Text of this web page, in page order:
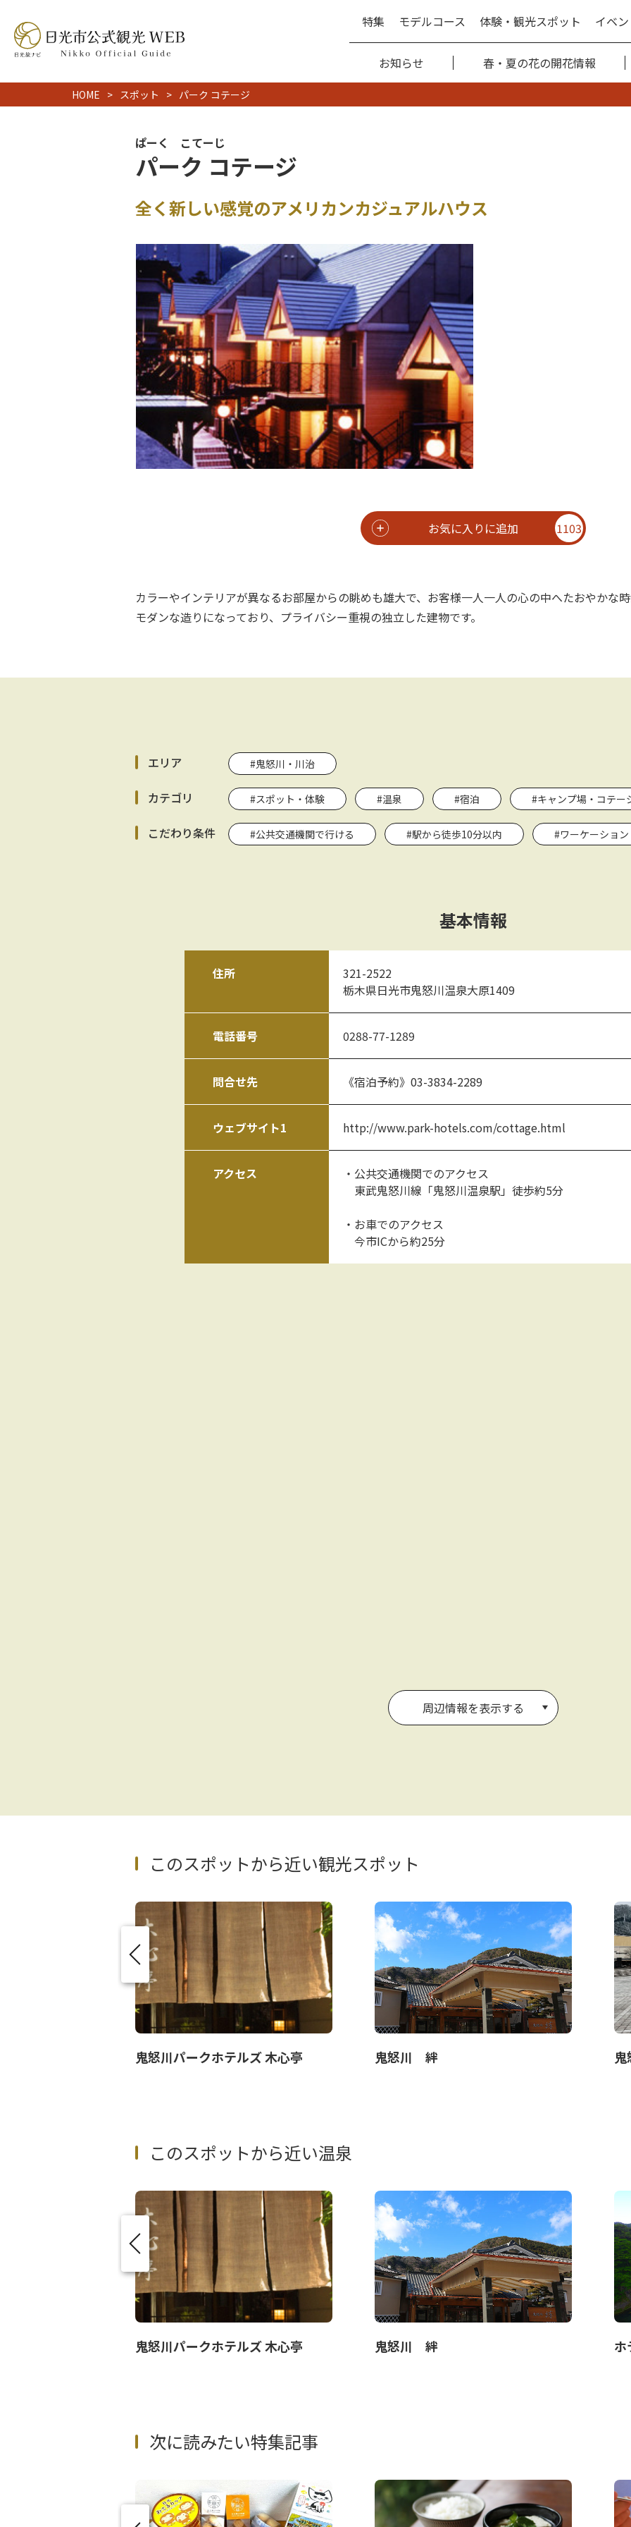
特集 モデルコース 体験・観光スポット イベン
お知らせ 春・夏の花の開花情報
HOME スポット パーク コテージ
ぱーく こてーじ
パーク コテージ
全く新しい感覚のアメリカンカジュアルハウス
お気に入りに追加 1103
カラーやインテリアが異なるお部屋からの眺めも雄大で、お客様一人一人の心の中へたおやかな時
モダンな造りになっており、プライバシー重視の独立した建物です。
エリア #鬼怒川・川治
カテゴリ #スポット・体験 #温泉 #宿泊 #キャンプ場・コテー
こだわり条件 #公共交通機関で行ける #駅から徒歩10分以内 #ワーケーション
基本情報
住所
321-2522
栃木県日光市鬼怒川温泉大原1409
電話番号 0288-77-1289
問合せ先 《宿泊予約》03-3834-2289
ウェブサイト1 http://www.park-hotels.com/cottage.html
アクセス
・公共交通機関でのアクセス
東武鬼怒川線「鬼怒川温泉駅」徒歩約5分
・お車でのアクセス
今市ICから約25分
周辺情報を表示する
このスポットから近い観光スポット
鬼怒川パークホテルズ 木心亭 鬼怒川 絆
このスポットから近い温泉
鬼怒川パークホテルズ 木心亭 鬼怒川 絆 ホ
次に読みたい特集記事